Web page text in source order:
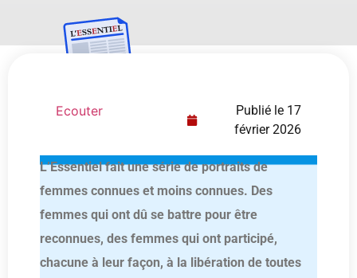
Ecouter Publié le 17
février 2026
L’Essentiel fait une série de portraits de
femmes connues et moins connues. Des
femmes qui ont dû se battre pour être
reconnues, des femmes qui ont participé,
chacune à leur façon, à la libération de toutes